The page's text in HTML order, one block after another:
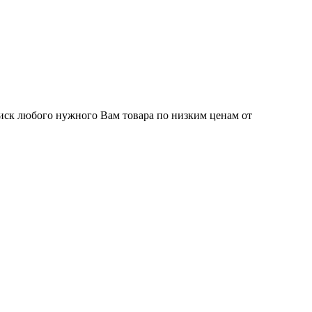
любого нужного Вам товара по низким ценам от